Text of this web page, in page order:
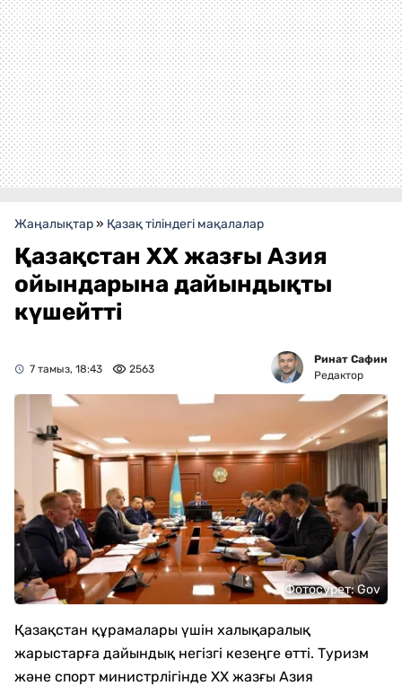
Жаңалықтар» Қазақ тіліндегі мақалалар
Қазақстан XX жазғы Азия
ойындарына дайындықты
күшейтті
7 тамыз, 18:43 2563
Ринат Сафин
Редактор
Фотосурет: Gov
Қазақстан құрамалары үшін халықаралық
жарыстарға дайындық негізгі кезеңге өтті. Туризм
және спорт министрлігінде XX жазғы Азия